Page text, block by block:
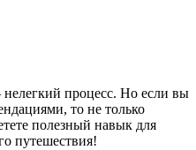
процесс. Но если вы
то не только
полезный навык для
путешествия!